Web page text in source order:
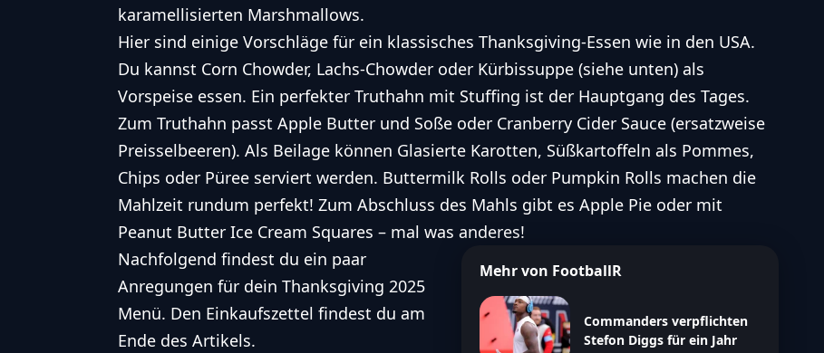
karamellisierten Marshmallows.
Hier sind einige Vorschläge für ein klassisches Thanksgiving-Essen wie in den USA.
Du kannst Corn Chowder, Lachs-Chowder oder Kürbissuppe (siehe unten) als
Vorspeise essen. Ein perfekter Truthahn mit Stuffing ist der Hauptgang des Tages.
Zum Truthahn passt Apple Butter und Soße oder Cranberry Cider Sauce (ersatzweise
Preisselbeeren). Als Beilage können Glasierte Karotten, Süßkartoffeln als Pommes,
Chips oder Püree serviert werden. Buttermilk Rolls oder Pumpkin Rolls machen die
Mahlzeit rundum perfekt! Zum Abschluss des Mahls gibt es Apple Pie oder mit
Peanut Butter Ice Cream Squares – mal was anderes!
Mehr von FootballR
Commanders verpflichten
Stefon Diggs für ein Jahr
Nachfolgend findest du ein paar
Anregungen für dein Thanksgiving 2025
Menü. Den Einkaufszettel findest du am
Ende des Artikels.